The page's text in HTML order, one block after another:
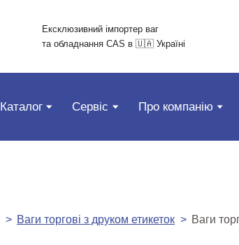
Ексклюзивний імпортер ваг
та обладнання CAS в 🇺🇦 Україні
Каталог Сервіс Про компанію
Ваги торгові з друком етикеток Ваги